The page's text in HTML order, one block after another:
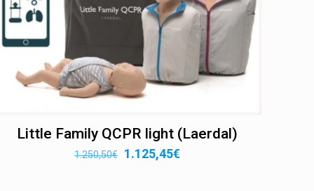
Little Family QCPR light (Laerdal)
1.250,50€ Il
1.125,45€Il